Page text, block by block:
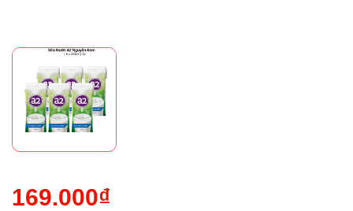
169.000₫